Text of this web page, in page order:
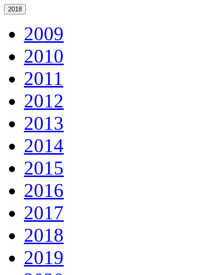
2018
2009
2010
2011
2012
2013
2014
2015
2016
2017
2018
2019